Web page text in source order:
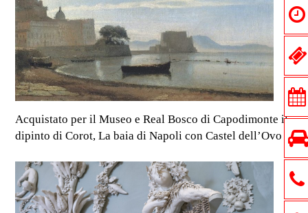
Acquistato per il Museo e Real Bosco di Capodimonte il
dipinto di Corot, La baia di Napoli con Castel dell’Ovo